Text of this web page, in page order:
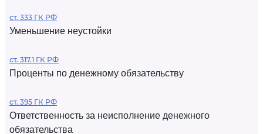
ст. 333 ГК РФ
Уменьшение неустойки
ст. 317.1 ГК РФ
Проценты по денежному обязательству
ст. 395 ГК РФ
Ответственность за неисполнение денежного
обязательства